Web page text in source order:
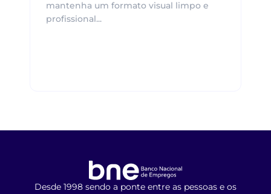
mantenha um formato visual limpo e
profissional...
Desde 1998 sendo a ponte entre as pessoas e os